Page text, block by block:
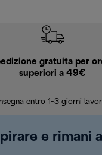
gratuita per
superiori a 49€
entro 1-3 giorni
e rimani